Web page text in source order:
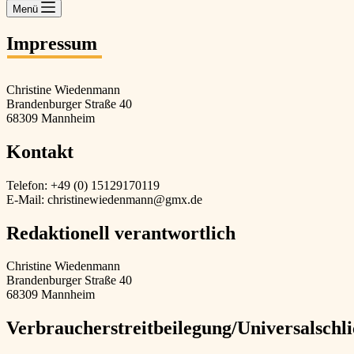
Menü
Impressum
Christine Wiedenmann
Brandenburger Straße 40
68309 Mannheim
Kontakt
Telefon: +49 (0) 15129170119
E-Mail: christinewiedenmann@gmx.de
Redaktionell verantwortlich
Christine Wiedenmann
Brandenburger Straße 40
68309 Mannheim
Verbraucher­streit­beilegung/